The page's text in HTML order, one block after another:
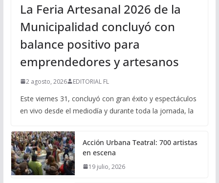
La Feria Artesanal 2026 de la
Municipalidad concluyó con
balance positivo para
emprendedores y artesanos
2 agosto, 2026 EDITORIAL FL
Este viernes 31, concluyó con gran éxito y espectáculos
en vivo desde el mediodía y durante toda la jornada, la
Acción Urbana Teatral: 700 artistas
en escena
19 julio, 2026